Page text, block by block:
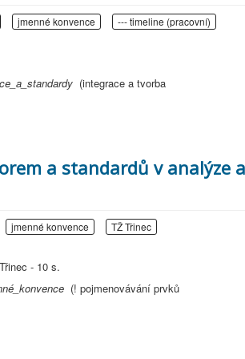
jmenné konvence
--- timeline (pracovní)
(integrace a tvorba
a standardů v analýze a
jmenné konvence
TŽ Třinec
- 10 s.
(! pojmenovávání prvků